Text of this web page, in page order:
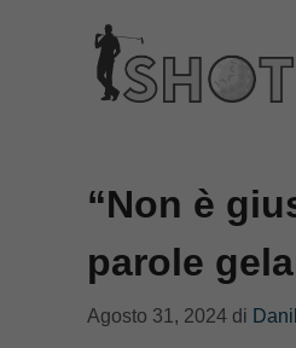
contenuto
“Non è
parole
Agosto 31, 2024 di